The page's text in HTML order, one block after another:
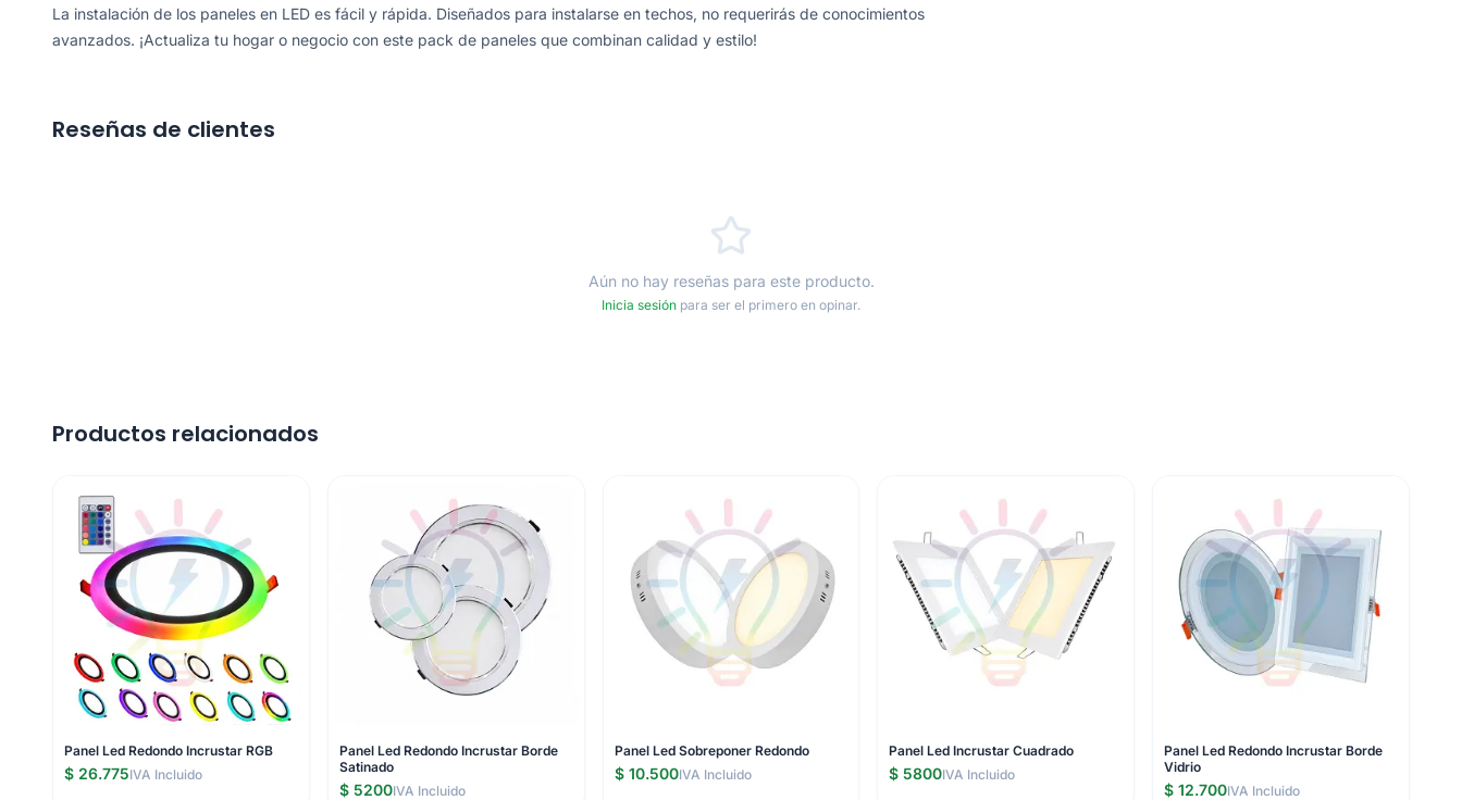
La instalación de los paneles en LED es fácil y rápida. Diseñados para instalarse en techos, no requerirás de conocimientos
avanzados. ¡Actualiza tu hogar o negocio con este pack de paneles que combinan calidad y estilo!
Reseñas de clientes
Aún no hay reseñas para este producto.
Inicia sesión para ser el primero en opinar.
Productos relacionados
Panel Led Redondo Incrustar RGB
$ 26.775IVA Incluido
Panel Led Redondo Incrustar Borde
Satinado
$ 5200IVA Incluido
Panel Led Sobreponer Redondo
$ 10.500IVA Incluido
Panel Led Incrustar Cuadrado
$ 5800IVA Incluido
Panel Led Redondo Incrustar Borde
Vidrio
$ 12.700IVA Incluido